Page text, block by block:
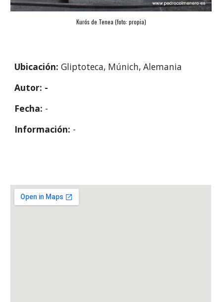
Kurós de Tenea (foto: propia)
Ubicación: Gliptoteca, Múnich, Alemania
Autor: -
Fecha: -
Información: -